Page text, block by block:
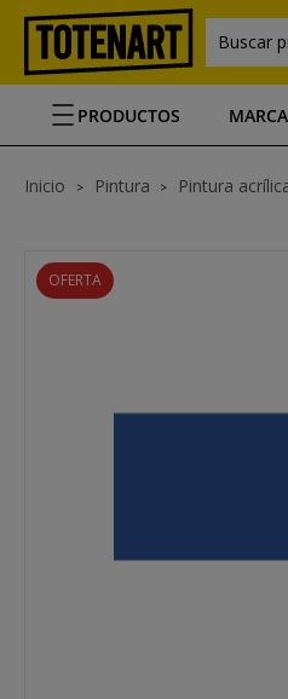
Buscar
PRODUCTOS
Inicio Pintura Pintura
OFERTA